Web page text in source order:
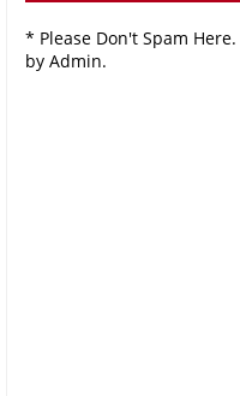
* Please Don't Spam
by Admin.